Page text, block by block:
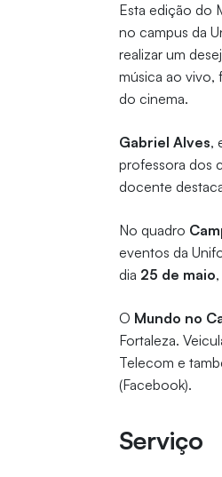
Esta edição do
no campus da
realizar um
música ao vivo,
do cinema.
Gabriel Alves,
professora dos
docente
No quadro
eventos da
dia 25 de maio
O Mundo no
Fortaleza.
Telecom e
(Facebook).
Serviço